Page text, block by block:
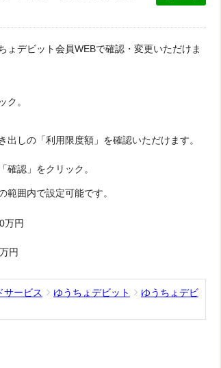
ょデビット会員WEBで確認・変更いただけま
ク。
しの「利用限度額」を確認いただけます。
確認」をクリック。
囲内で設定可能です。
万円
円
サービス ゆうちょデビット
ゆうちょデビ